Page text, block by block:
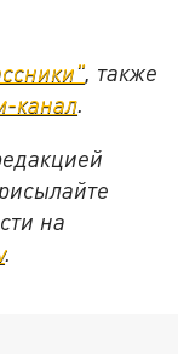
также
канал
на
.